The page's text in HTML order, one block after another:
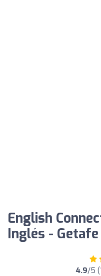
English
Inglés -
4.9/5